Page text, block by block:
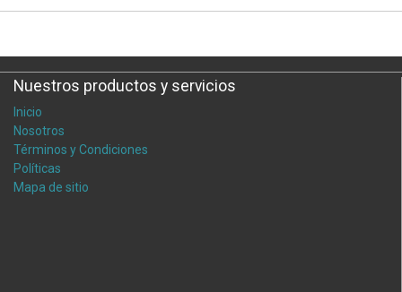
Nuestros productos y servicios
Inicio
Nosotros
Términos y Condiciones
Políticas
Mapa de sitio